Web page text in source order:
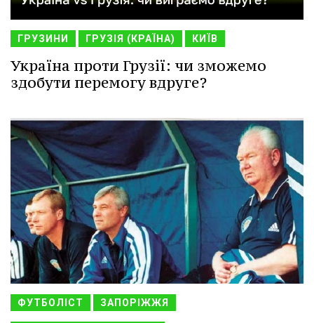
ГРУЗИНИ ГРУЗІЯ (КРАЇНА) КИЇВ
Україна проти Грузії: чи зможемо
здобути перемогу вдруге?
ФУТБОЛІСТ ЗАПОРІЖЖЯ